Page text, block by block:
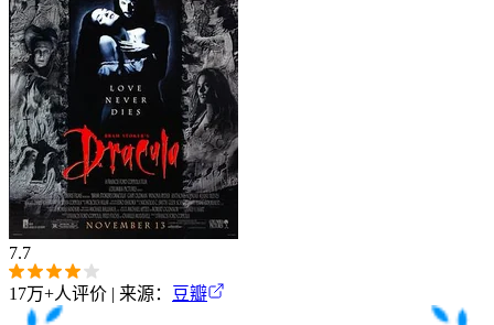
7.7
17万+人评价 | 来源： 豆瓣